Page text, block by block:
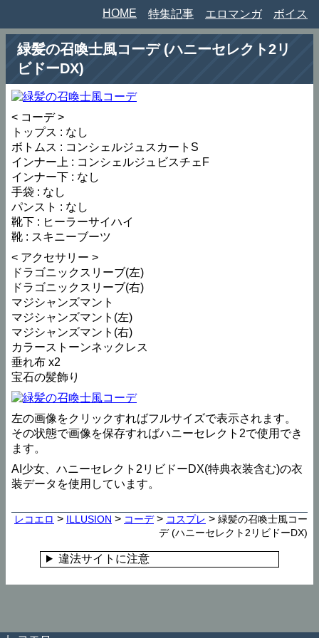
HOME 特集記事 エロマンガ ボイス
緑髪の召喚士風コーデ (ハニーセレクト2リ
ビドーDX)
< コーデ >
トップス : なし
ボトムス : コンシェルジュスカートS
インナー上 : コンシェルジュビスチェF
インナー下 : なし
手袋 : なし
パンスト : なし
靴下 : ヒーラーサイハイ
靴 : スキニーブーツ
< アクセサリー >
ドラゴニックスリーブ(左)
ドラゴニックスリーブ(右)
マジシャンズマント
マジシャンズマント(左)
マジシャンズマント(右)
カラーストーンネックレス
垂れ布 x2
宝石の髪飾り
左の画像をクリックすればフルサイズで表示されます。
その状態で画像を保存すればハニーセレクト2で使用でき
ます。
AI少女、ハニーセレクト2リビドーDX(特典衣装含む)の衣
装データを使用しています。
レコエロ > ILLUSION > コーデ> コスプレ > 緑髪の召喚士風コー
デ (ハニーセレクト2リビドーDX)
違法サイトに注意